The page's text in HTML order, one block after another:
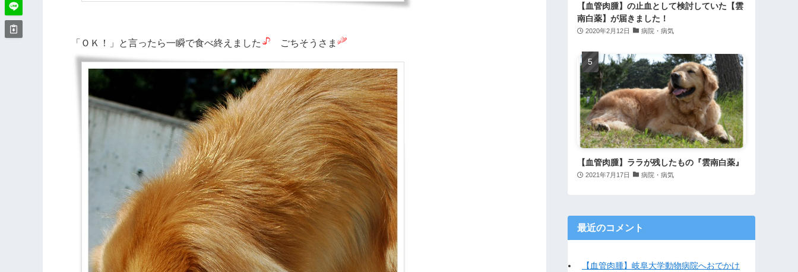
「ＯＫ！」と言ったら一瞬で食べ終えました ごちそうさま
【血管肉腫】の止血として検討していた【雲
南白薬】が届きました！
2020年2月12日 病院・病気
【血管肉腫】ララが残したもの『雲南白薬』
2021年7月17日 病院・病気
最近のコメント
【血管肉腫】岐阜大学動物病院へおでかけ